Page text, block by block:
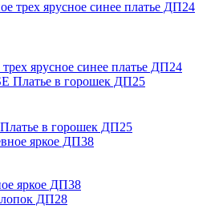
ярусное синее платье ДП24
в горошек ДП25
яркое ДП38